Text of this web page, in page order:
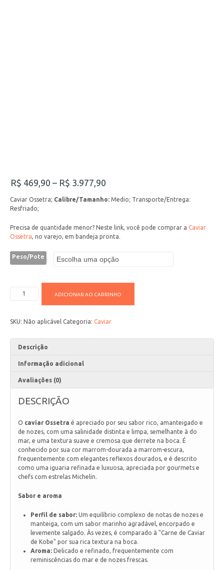
R$ 469,90 – R$ 3.977,90
Caviar Ossetra; Calibre/Tamanho: Medio; Transporte/Entrega:
Resfriado;
Precisa de quantidade menor? Neste link, você pode comprar a Caviar
Ossetra, no varejo, em bandeja pronta.
Peso/Pote
ADICIONAR AO CARRINHO
SKU: Não aplicável Categoria: Caviar
Descrição
Informação adicional
Avaliações (0)
DESCRIÇÃO
O caviar Ossetra é apreciado por seu sabor rico, amanteigado e
de nozes, com uma salinidade distinta e limpa, semelhante à do
mar, e uma textura suave e cremosa que derrete na boca. É
conhecido por sua cor marrom-dourada a marrom-escura,
frequentemente com elegantes reflexos dourados, e é descrito
como uma iguaria refinada e luxuosa, apreciada por gourmets e
chefs com estrelas Michelin.
Sabor e aroma
Perfil de sabor: Um equilíbrio complexo de notas de nozes e
manteiga, com um sabor marinho agradável, encorpado e
levemente salgado. Às vezes, é comparado à "Carne de Caviar
de Kobe" por sua rica textura na boca.
Aroma: Delicado e refinado, frequentemente com
reminiscências do mar e de nozes frescas.